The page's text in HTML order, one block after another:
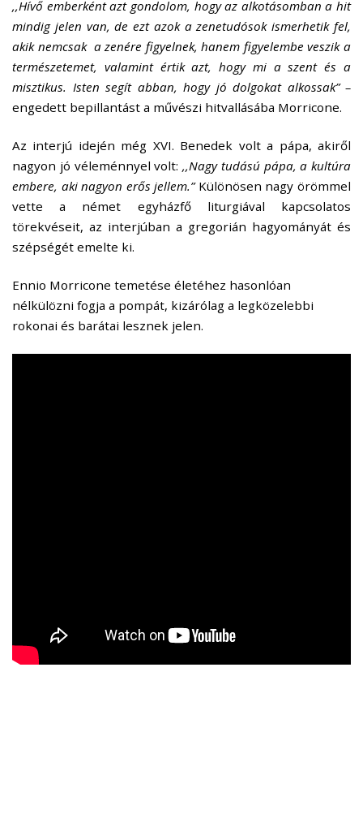
,,Hívő emberként azt gondolom, hogy az alkotásomban a hit
mindig jelen van, de ezt azok a zenetudósok ismerhetik fel,
akik nemcsak a zenére figyelnek, hanem figyelembe veszik a
természetemet, valamint értik azt, hogy mi a szent és a
misztikus. Isten segít abban, hogy jó dolgokat alkossak” –
engedett bepillantást a művészi hitvallásába Morricone.
Az interjú idején még XVI. Benedek volt a pápa, akiről
nagyon jó véleménnyel volt: ,,Nagy tudású pápa, a kultúra
embere, aki nagyon erős jellem.”Különösen nagy örömmel
vette a német egyházfő
liturgiával kapcsolatos
törekvéseit, az interjúban a gregorián hagyományát és
szépségét emelte ki.
Ennio Morricone temetése életéhez hasonlóan
nélkülözni fogja a pompát, kizárólag a legközelebbi
rokonai és barátai lesznek jelen.